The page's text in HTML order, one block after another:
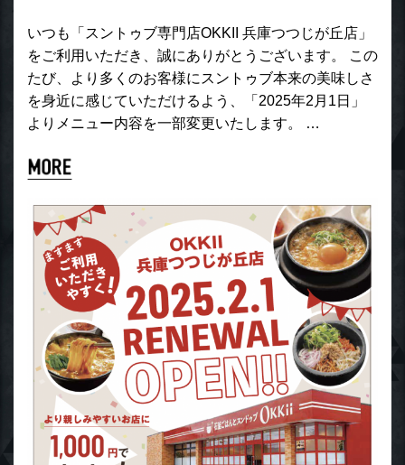
いつも「スントゥブ専門店OKKII 兵庫つつじが丘店」
をご利用いただき、誠にありがとうございます。 この
たび、より多くのお客様にスントゥブ本来の美味しさ
を身近に感じていただけるよう、「2025年2月1日」
よりメニュー内容を一部変更いたします。 …